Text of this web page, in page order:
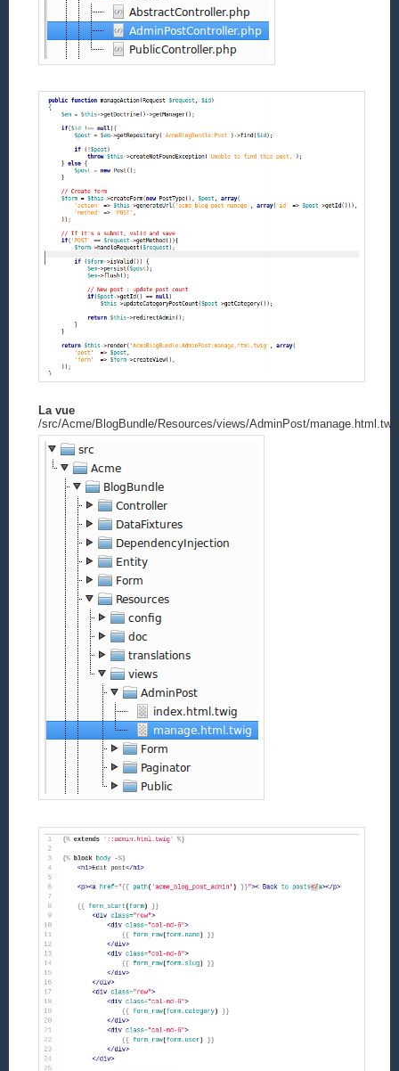
La vue
/src/Acme/BlogBundle/Resources/views/AdminPost/